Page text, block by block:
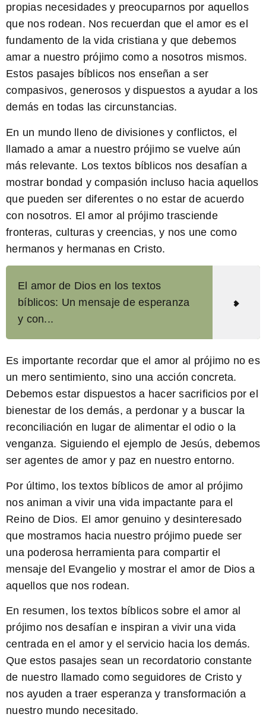
propias necesidades y preocuparnos por aquellos
que nos rodean. Nos recuerdan que el amor es el
fundamento de la vida cristiana y que debemos
amar a nuestro prójimo como a nosotros mismos.
Estos pasajes bíblicos nos enseñan a ser
compasivos, generosos y dispuestos a ayudar a los
demás en todas las circunstancias.
En un mundo lleno de divisiones y conflictos, el
llamado a amar a nuestro prójimo se vuelve aún
más relevante. Los textos bíblicos nos desafían a
mostrar bondad y compasión incluso hacia aquellos
que pueden ser diferentes o no estar de acuerdo
con nosotros. El amor al prójimo trasciende
fronteras, culturas y creencias, y nos une como
hermanos y hermanas en Cristo.
El amor de Dios en los textos
bíblicos: Un mensaje de esperanza
y con...
Es importante recordar que el amor al prójimo no es
un mero sentimiento, sino una acción concreta.
Debemos estar dispuestos a hacer sacrificios por el
bienestar de los demás, a perdonar y a buscar la
reconciliación en lugar de alimentar el odio o la
venganza. Siguiendo el ejemplo de Jesús, debemos
ser agentes de amor y paz en nuestro entorno.
Por último, los textos bíblicos de amor al prójimo
nos animan a vivir una vida impactante para el
Reino de Dios. El amor genuino y desinteresado
que mostramos hacia nuestro prójimo puede ser
una poderosa herramienta para compartir el
mensaje del Evangelio y mostrar el amor de Dios a
aquellos que nos rodean.
En resumen, los textos bíblicos sobre el amor al
prójimo nos desafían e inspiran a vivir una vida
centrada en el amor y el servicio hacia los demás.
Que estos pasajes sean un recordatorio constante
de nuestro llamado como seguidores de Cristo y
nos ayuden a traer esperanza y transformación a
nuestro mundo necesitado.